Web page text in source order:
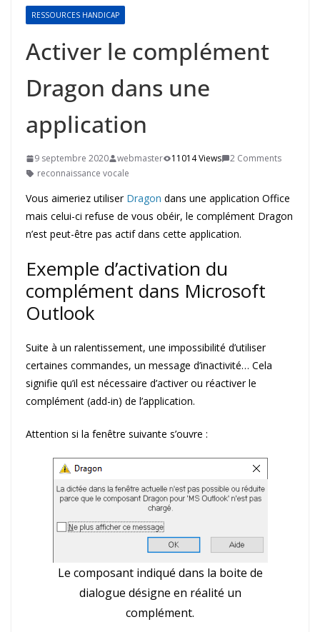
RESSOURCES HANDICAP
Activer le complément
Dragon dans une
application
9 septembre 2020 webmaster 11014 Views
2 Comments
reconnaissance vocale
Vous aimeriez utiliser Dragon dans une application Office
mais celui-ci refuse de vous obéir, le complément Dragon
n’est peut-être pas actif dans cette application.
Exemple d’activation du
complément dans Microsoft
Outlook
Suite à un ralentissement, une impossibilité d’utiliser
certaines commandes, un message d’inactivité… Cela
signifie qu’il est nécessaire d’activer ou réactiver le
complément (add-in) de l’application.
Attention si la fenêtre suivante s’ouvre :
Le composant indiqué dans la boite de
dialogue désigne en réalité un
complément.